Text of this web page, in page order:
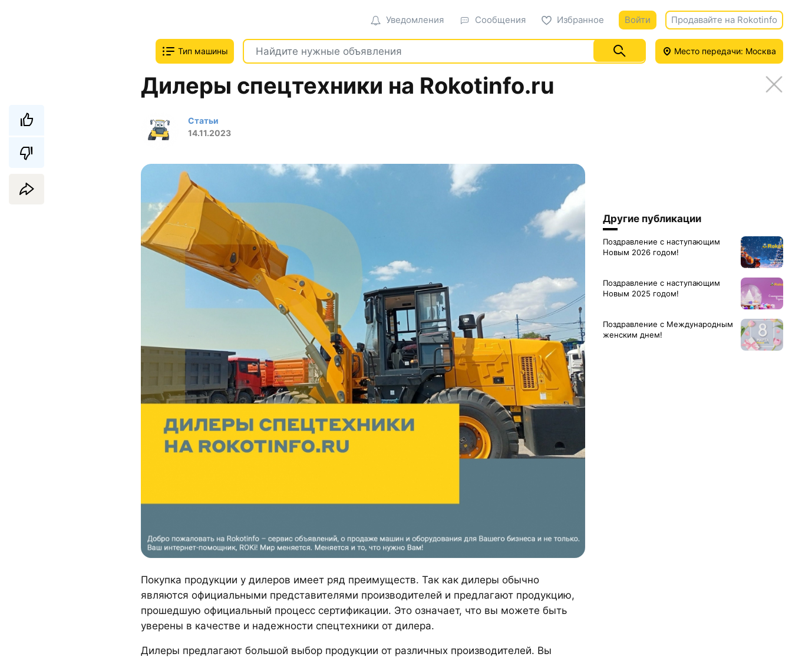
Уведомления Сообщения Избранное Войти Продавайте на Rokotinfo
Тип машины Место передачи: Москва
Дилеры спецтехники на Rokotinfo.ru
Статьи
14.11.2023
Покупка продукции у дилеров имеет ряд преимуществ. Так как дилеры обычно
являются официальными представителями производителей и предлагают продукцию,
прошедшую официальный процесс сертификации. Это означает, что вы можете быть
уверены в качестве и надежности спецтехники от дилера.
Дилеры предлагают большой выбор продукции от различных производителей. Вы
Другие публикации
Поздравление с наступающим
Новым 2026 годом!
Поздравление с наступающим
Новым 2025 годом!
Поздравление с Международным
женским днем!